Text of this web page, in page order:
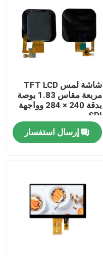
شاشة لمس TFT LCD
مربعة مقاس 1.83 بوصة
بدقة 240 × 284 وواجهة
SPI
إرسال استفسار